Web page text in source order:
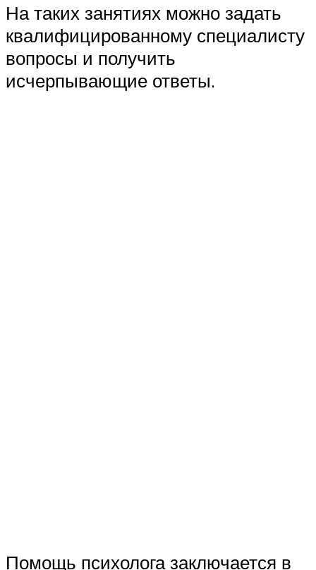
На таких занятиях можно задать
квалифицированному специалисту
вопросы и получить
исчерпывающие ответы.
Помощь психолога заключается в